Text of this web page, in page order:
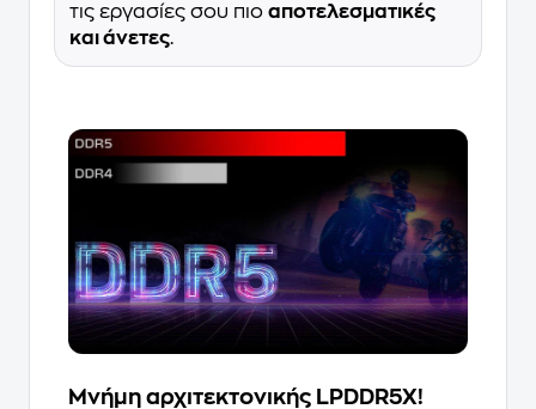
τις εργασίες σου πιο αποτελεσματικές
και άνετες.
Μνήμη αρχιτεκτονικής LPDDR5X!